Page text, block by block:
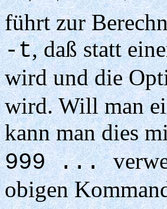
führt zur
-t, daß statt
wird und die
wird. Will man
kann man dies
999 ...
obigen